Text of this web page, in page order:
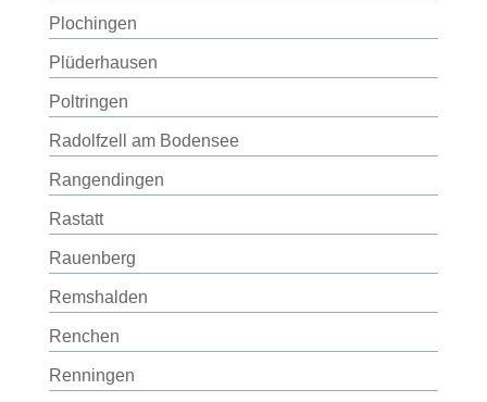
Plochingen
Plüderhausen
Poltringen
Radolfzell am Bodensee
Rangendingen
Rastatt
Rauenberg
Remshalden
Renchen
Renningen